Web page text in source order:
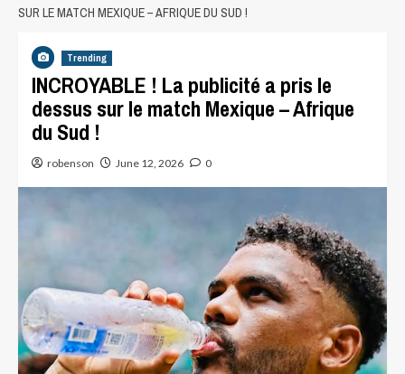
SUR LE MATCH MEXIQUE – AFRIQUE DU SUD !
Trending
INCROYABLE ! La publicité a pris le
dessus sur le match Mexique – Afrique
du Sud !
robenson June 12, 2026 0